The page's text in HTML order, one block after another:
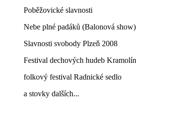
Poběžovické slavnosti
Nebe plné padáků (Balonová show)
Slavnosti svobody Plzeň 2008
Festival dechových hudeb Kramolín
folkový festival Radnické sedlo
a stovky dalších...